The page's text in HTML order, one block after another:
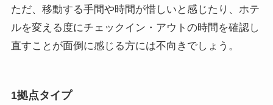
ただ、移動する手間や時間が惜しいと感じたり、ホテ
ルを変える度にチェックイン・アウトの時間を確認し
直すことが面倒に感じる方には不向きでしょう。
1拠点タイプ